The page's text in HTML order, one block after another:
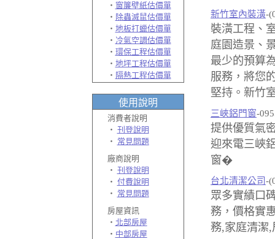
‧ 窗簾壁紙估價單
‧ 除蟲滅鼠估價單
‧ 地板打蠟估價單
‧ 冷氣空調估價單
‧ 環保工程估價單
‧ 地坪工程估價單
‧ 隔熱工程估價單
使用說明
消費者說明
‧ 刊登說明
‧ 常見問題
廠商說明
‧ 刊登說明
‧ 付費說明
‧ 常見問題
房屋資訊
‧ 北部房屋
‧ 中部房屋
新竹室內裝潢-
裝潢工程、
庭園造景、
最少的預算
服務，將您
堅持。新竹
三峽鋁門窗-
提供優質氣
迎來電三峽
窗�
台北清潔公司 -
眾多實績口
務，價格實
務,家庭清潔